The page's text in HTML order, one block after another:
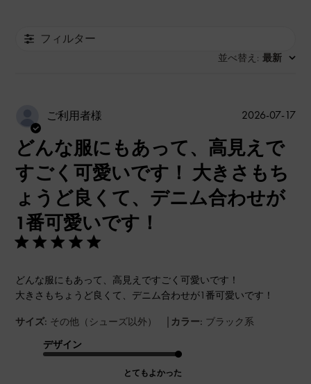
フィルター
並べ替え : 最新
ご利用者様
どんな服にもあって、高見えで
すごく可愛いです！ 大きさもち
ょうど良くて、デニム合わせが
1番可愛いです！
どんな服にもあって、高見えですごく可愛いです！
大きさもちょうど良くて、デニム合わせが1番可愛いです！
サイズ: その他（シューズ以外） | カラー: ブラック系
デザイン
とてもよかった
公
2026-07-17